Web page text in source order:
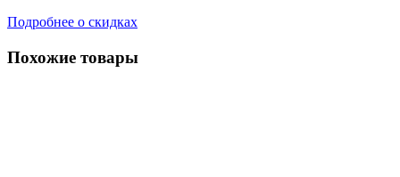
Подробнее о скидках
Похожие товары